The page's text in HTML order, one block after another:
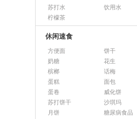
苏打水
饮用水
柠檬茶
休闲速食
方便面
饼干
奶糖
花生
槟榔
话梅
蛋糕
面包
蛋卷
威化饼
苏打饼干
沙琪玛
月饼
糖尿病食品